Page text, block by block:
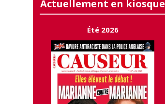
Actuellement en kiosque
Été 2026